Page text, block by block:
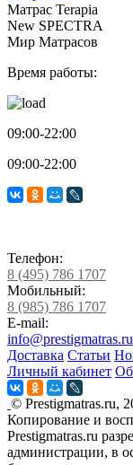
Матрас Terapia
New SPECTRA
Мир Матрасов
Время работы:
09:00-22:00
09:00-22:00
Телефон:
8 (495) 786 1707
Мобильный:
8 (985) 786 1707
E-mail:
info@prestigmatras.ru
Доставка Статьи
Личный кабинет
© Prestigmatras.ru,
Копирование и
Prestigmatras.ru
администрации, в